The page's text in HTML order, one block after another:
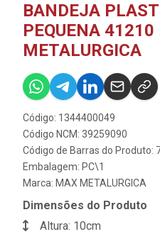
BANDEJA
PEQUENA
METALURGICA
Código: 1344400049
Código NCM: 39259090
Código de Barras do Produto:
Embalagem: PC\1
Marca: MAX METALURGICA
Dimensões do Produto
Altura: 10cm